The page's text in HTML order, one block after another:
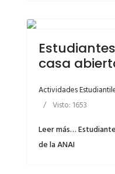
casa
Actividades
Visto: 1653
Leer más…
de la ANAI